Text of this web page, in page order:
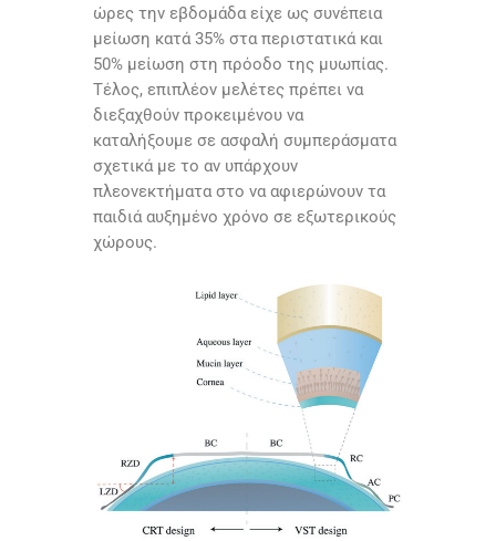
ώρες την εβδομάδα είχε ως συνέπεια
μείωση κατά 35% στα περιστατικά και
50% μείωση στη πρόοδο της μυωπίας.
Τέλος, επιπλέον μελέτες πρέπει να
διεξαχθούν προκειμένου να
καταλήξουμε σε ασφαλή συμπεράσματα
σχετικά με το αν υπάρχουν
πλεονεκτήματα στο να αφιερώνουν τα
παιδιά αυξημένο χρόνο σε εξωτερικούς
χώρους.